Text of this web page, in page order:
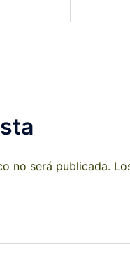
no será publicada.